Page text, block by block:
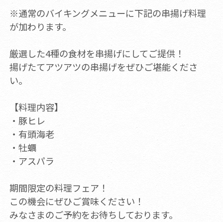
※通常のバイキングメニューに下記の串揚げ料理
が加わります。
厳選した4種の食材を串揚げにしてご提供！
揚げたてアツアツの串揚げをぜひご堪能くださ
い。
【料理内容】
・豚ヒレ
・有頭海老
・牡蠣
・アスパラ
期間限定の料理フェア！
この機会にぜひご賞味ください！
みなさまのご予約をお待ちしております。